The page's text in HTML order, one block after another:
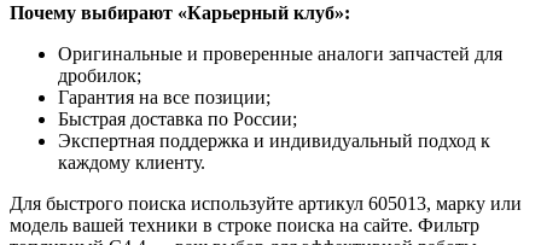
Почему выбирают «Карьерный клуб»:
Оригинальные и проверенные аналоги запчастей для
дробилок;
Гарантия на все позиции;
Быстрая доставка по России;
Экспертная поддержка и индивидуальный подход к
каждому клиенту.
Для быстрого поиска используйте артикул 605013, марку или
модель вашей техники в строке поиска на сайте. Фильтр